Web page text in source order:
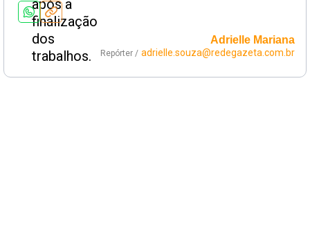
Adrielle Mariana
Repórter / adrielle.souza@redegazeta.com.br